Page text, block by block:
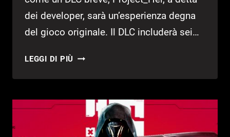
dei developer, sarà un’esperienza degna
del gioco originale. Il DLC includerà sei…
LEGGI DI PIÙ GHOSTRUNNER:
LA
ESPANSIONE
PROJECT_HEL